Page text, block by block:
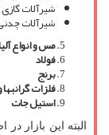
شیرآلات گازی
شیرآلات
مس و انواع
فولاد
برنج
فلزات
استیل جات
البته این بازار